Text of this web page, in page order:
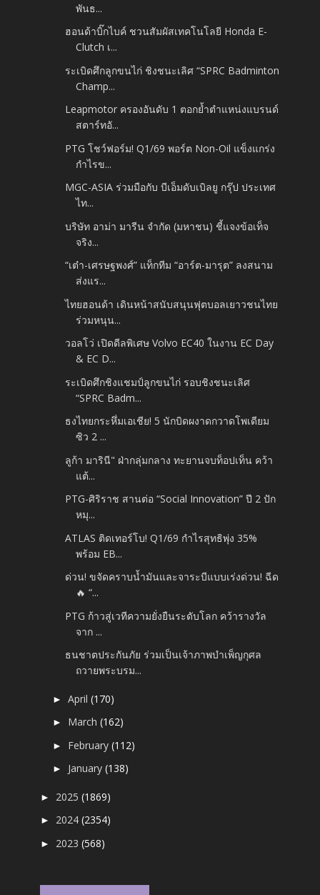
พันธ...
ฮอนด้าบิ๊กไบค์ ชวนสัมผัสเทคโนโลยี Honda E-
Clutch เ...
ระเบิดศึกลูกขนไก่ ชิงชนะเลิศ “SPRC Badminton
Champ...
Leapmotor ครองอันดับ 1 ตอกย้ำตำแหน่งแบรนด์
สตาร์ทอั...
PTG โชว์ฟอร์ม! Q1/69 พอร์ต Non-Oil แข็งแกร่ง
กำไรข...
MGC-ASIA ร่วมมือกับ บีเอ็มดับเบิลยู กรุ๊ป ประเทศ
ไท...
บริษัท อาม่า มารีน จำกัด (มหาชน) ชี้แจงข้อเท็จ
จริง...
“เต๋า-เศรษฐพงศ์” แท็กทีม “อาร์ต-มารุต” ลงสนาม
ส่งแร...
ไทยฮอนด้า เดินหน้าสนับสนุนฟุตบอลเยาวชนไทย
ร่วมหนุน...
วอลโว่ เปิดดีลพิเศษ Volvo EC40 ในงาน EC Day
& EC D...
ระเบิดศึกชิงแชมป์ลูกขนไก่ รอบชิงชนะเลิศ
“SPRC Badm...
ธงไทยกระหึ่มเอเชีย! 5 นักบิดผงาดกวาดโพเดียม
ซิว 2 ...
ลูก้า มารินี" ฝ่ากลุ่มกลาง ทะยานจบท็อปเท็น คว้า
แต้...
PTG-ศิริราช สานต่อ “Social Innovation” ปี 2 ปัก
หมุ...
ATLAS ติดเทอร์โบ! Q1/69 กำไรสุทธิพุ่ง 35%
พร้อม EB...
ด่วน! ขจัดคราบน้ำมันและจาระบีแบบเร่งด่วน! ฉีด
🔥 “...
PTG ก้าวสู่เวทีความยั่งยืนระดับโลก คว้ารางวัล
จาก ...
ธนชาตประกันภัย ร่วมเป็นเจ้าภาพบำเพ็ญกุศล
ถวายพระบรม...
►April(170)
► March(162)
► February(112)
► January(138)
► 2025(1869)
► 2024(2354)
► 2023(568)